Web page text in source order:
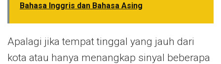
Bahasa Inggris dan Bahasa Asing
Apalagi jika tempat tinggal yang jauh dari
kota atau hanya menangkap sinyal beberapa